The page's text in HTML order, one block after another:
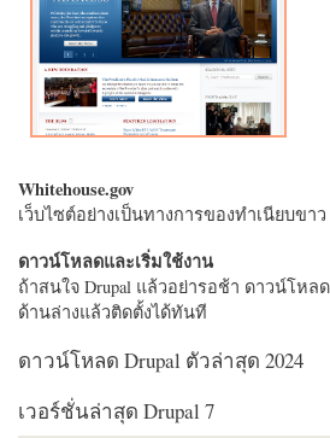
Whitehouse.gov
เว็บไซต์อย่างเป็นทางการของทำเนียบขาว
ดาวน์โหลดและเริ่มใช้งาน
ถ้าสนใจ Drupal แล้วอย่ารอช้า ดาวน์โหล
ด้านล่างแล้วติดตั้งได้ทันที
ดาวน์โหลด Drupal ตัวล่าสุด 2024
เวอร์ชั่นล่าสุด Drupal 7